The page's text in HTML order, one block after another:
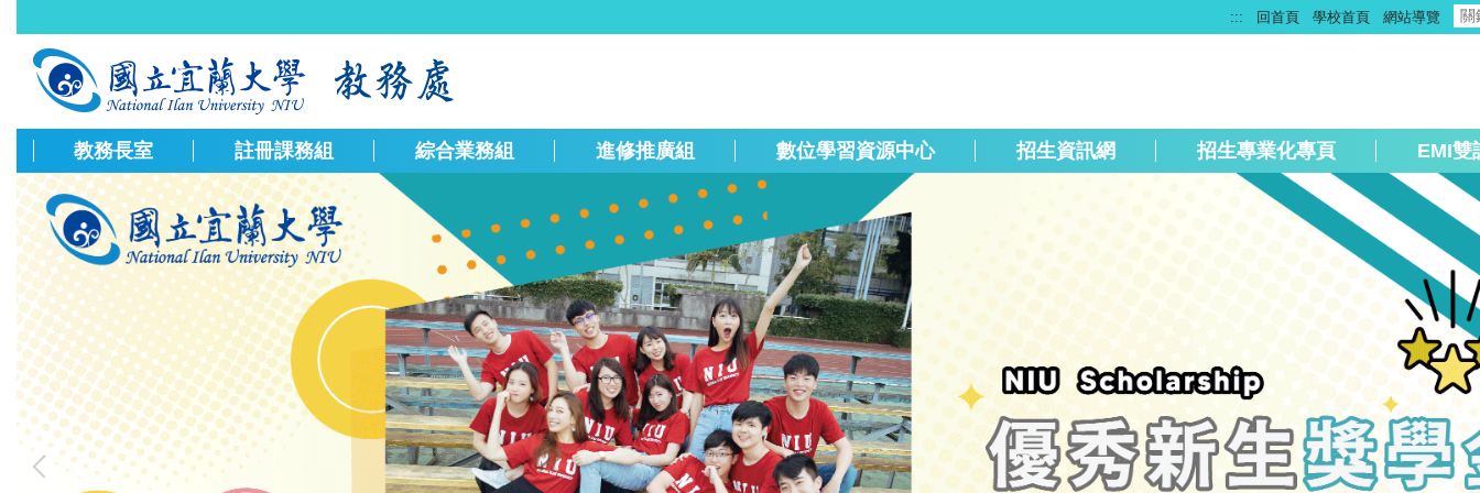
到
容
::: 回首頁 學校首頁 網站導覽
教務長室 註冊課務組 綜合業務組 進修推廣組 數位學習資源中心 招生資訊網 招生專業化專頁 EMI雙